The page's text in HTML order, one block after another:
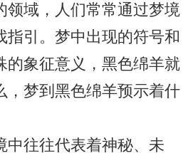
领域，人们常常通过梦境
指引。梦中出现的符号和
的象征意义，黑色绵羊就
，梦到黑色绵羊预示着什
中往往代表着神秘、未